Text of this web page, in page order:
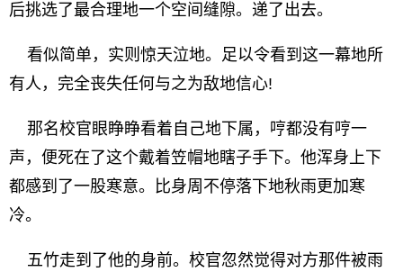
后挑选了最合理地一个空间缝隙。递了出去。
看似简单，实则惊天泣地。足以令看到这一幕地所
有人，完全丧失任何与之为敌地信心!
那名校官眼睁睁看着自己地下属，哼都没有哼一
声，便死在了这个戴着笠帽地瞎子手下。他浑身上下
都感到了一股寒意。比身周不停落下地秋雨更加寒
冷。
五竹走到了他的身前。校官忽然觉得对方那件被雨